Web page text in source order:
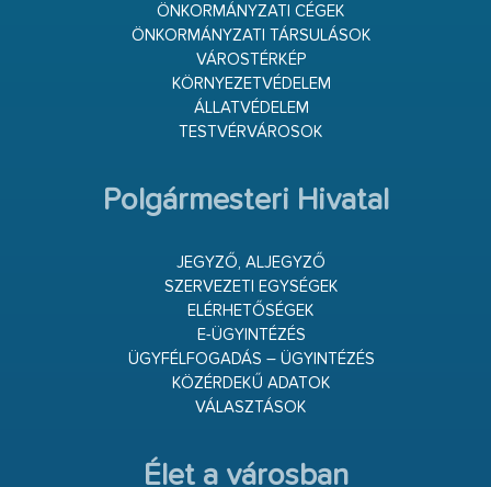
ÖNKORMÁNYZATI CÉGEK
ÖNKORMÁNYZATI TÁRSULÁSOK
VÁROSTÉRKÉP
KÖRNYEZETVÉDELEM
ÁLLATVÉDELEM
TESTVÉRVÁROSOK
Polgármesteri Hivatal
JEGYZŐ, ALJEGYZŐ
SZERVEZETI EGYSÉGEK
ELÉRHETŐSÉGEK
E-ÜGYINTÉZÉS
ÜGYFÉLFOGADÁS – ÜGYINTÉZÉS
KÖZÉRDEKŰ ADATOK
VÁLASZTÁSOK
Élet a városban